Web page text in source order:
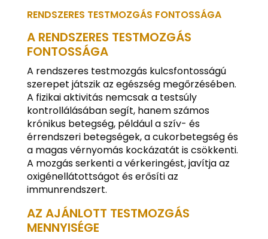
RENDSZERES TESTMOZGÁS FONTOSSÁGA
A RENDSZERES TESTMOZGÁS
FONTOSSÁGA
A rendszeres testmozgás kulcsfontosságú
szerepet játszik az egészség megőrzésében.
A fizikai aktivitás nemcsak a testsúly
kontrollálásában segít, hanem számos
krónikus betegség, például a szív- és
érrendszeri betegségek, a cukorbetegség és
a magas vérnyomás kockázatát is csökkenti.
A mozgás serkenti a vérkeringést, javítja az
oxigénellátottságot és erősíti az
immunrendszert.
AZ AJÁNLOTT TESTMOZGÁS
MENNYISÉGE